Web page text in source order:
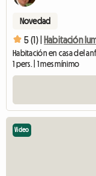
Novedad
5 (1) | Habitación
Habitación en casa del
1 pers. | 1 mes mínimo
Video